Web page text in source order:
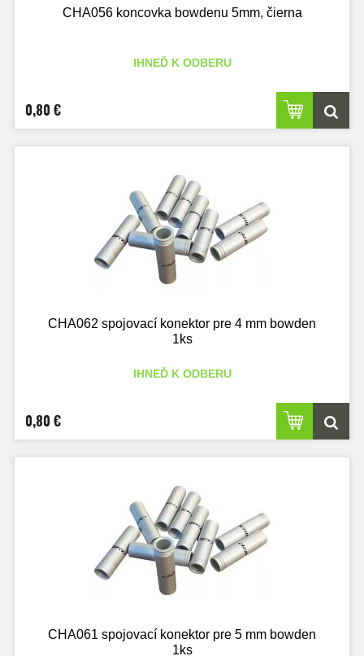
CHA056 koncovka bowdenu 5mm, čierna
IHNEĎ K ODBERU
0,80 €
CHA062 spojovací konektor pre 4 mm bowden
1ks
IHNEĎ K ODBERU
0,80 €
CHA061 spojovací konektor pre 5 mm bowden
1ks